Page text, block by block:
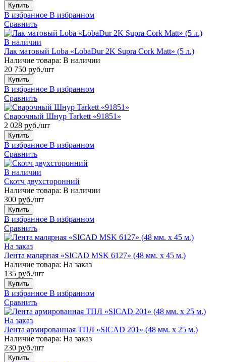
Купить
В избранное В избранном
Сравнить
В наличии
Лак матовый Loba «LobaDur 2K Supra Cork Matt» (5 л.)
Наличие товара: В наличии
20 750 руб./шт
Купить
В избранное В избранном
Сравнить
Сварочный Шнур Tarkett «91851»
2 028 руб./шт
Купить
В избранное В избранном
Сравнить
В наличии
Скотч двухсторонний
Наличие товара: В наличии
300 руб./шт
Купить
В избранное В избранном
Сравнить
На заказ
Лента малярная «SICAD MSK 6127» (48 мм. х 45 м.)
Наличие товара: На заказ
135 руб./шт
Купить
В избранное В избранном
Сравнить
На заказ
Лента армированная ТПЛ «SICAD 201» (48 мм. х 25 м.)
Наличие товара: На заказ
230 руб./шт
Купить